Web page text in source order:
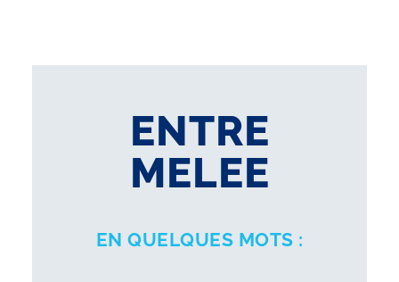
ENTRE
MELEE
EN QUELQUES MOTS :